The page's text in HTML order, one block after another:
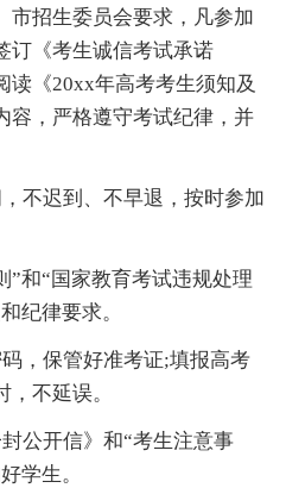
市招生委员会要求，凡参加
订《考生诚信考试承诺
读《20xx年高考考生须知及
容，严格遵守考试纪律，并
不迟到、不早退，按时参加
”和“国家教育考试违规处理
纪律要求。
，保管好准考证;填报高考
不延误。
公开信》和“考生注意事
学生。